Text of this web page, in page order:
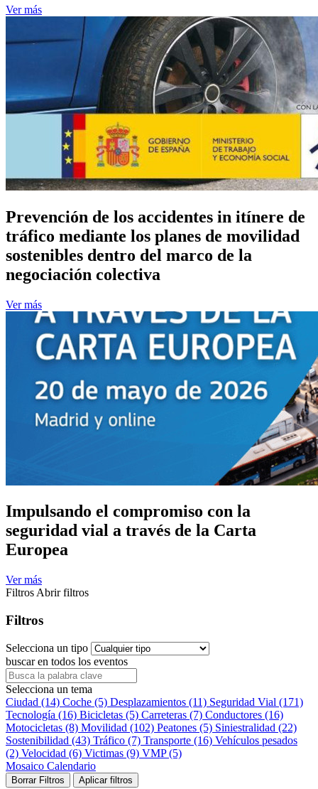
Ver más
Prevención de los accidentes in itínere de
tráfico mediante los planes de movilidad
sostenibles dentro del marco de la
negociación colectiva
Ver más
Impulsando el compromiso con la
seguridad vial a través de la Carta
Europea
Ver más
Filtros Abrir filtros
Filtros
Selecciona un tipo
buscar en todos los eventos
Selecciona un tema
Ciudad (14) Coche (5) Desplazamientos (11) Seguridad Vial (171)
Tecnología (16) Bicicletas (5) Carreteras (7) Conductores (16)
Motocicletas (8) Movilidad (102) Peatones (5) Siniestralidad (22)
Sostenibilidad (43) Tráfico (7) Transporte (16) Vehículos pesados
(2) Velocidad (6) Victimas (9) VMP (5)
Mosaico Calendario
Borrar Filtros Aplicar filtros